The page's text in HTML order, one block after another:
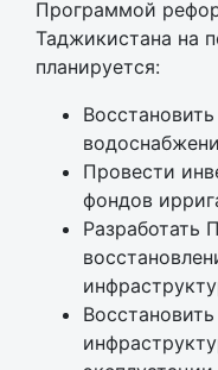
Программой
Таджикистана на
планируется:
Провести
фондов
Разработать